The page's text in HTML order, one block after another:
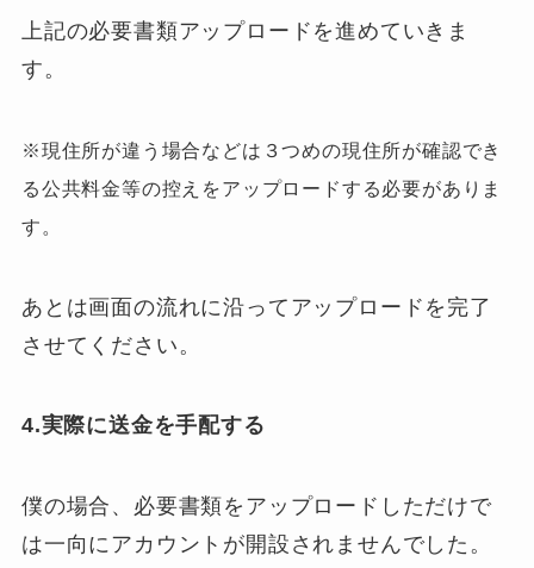
上記の必要書類アップロードを進めていきま
す。
※現住所が違う場合などは３つめの現住所が確認でき
る公共料金等の控えをアップロードする必要がありま
す。
あとは画面の流れに沿ってアップロードを完了
させてください。
4.実際に送金を手配する
僕の場合、必要書類をアップロードしただけで
は一向にアカウントが開設されませんでした。